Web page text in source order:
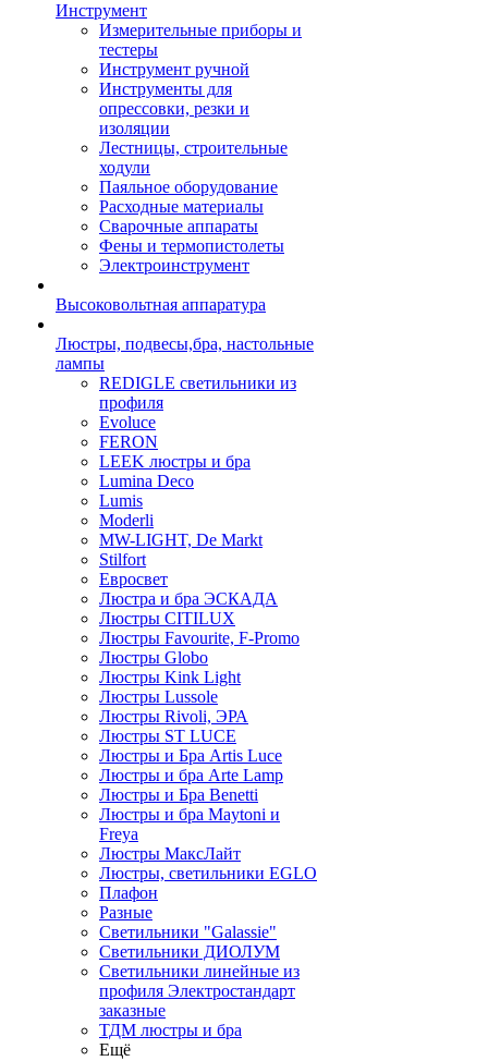
Инструмент
Измерительные приборы и
тестеры
Инструмент ручной
Инструменты для
опрессовки, резки и
изоляции
Лестницы, строительные
ходули
Паяльное оборудование
Расходные материалы
Сварочные аппараты
Фены и термопистолеты
Электроинструмент
Высоковольтная аппаратура
Люстры, подвесы,бра, настольные
лампы
REDIGLE светильники из
профиля
Evoluce
FERON
LEEK люстры и бра
Lumina Deco
Lumis
Moderli
MW-LIGHT, De Markt
Stilfort
Евросвет
Люстра и бра ЭСКАДА
Люстры CITILUX
Люстры Favourite, F-Promo
Люстры Globo
Люстры Kink Light
Люстры Lussole
Люстры Rivoli, ЭРА
Люстры ST LUCE
Люстры и Бра Artis Luce
Люстры и бра Arte Lamp
Люстры и Бра Benetti
Люстры и бра Maytoni и
Freya
Люстры МаксЛайт
Люстры, светильники EGLO
Плафон
Разные
Светильники "Galassie"
Светильники ДИОЛУМ
Светильники линейные из
профиля Электростандарт
заказные
ТДМ люстры и бра
Ещё